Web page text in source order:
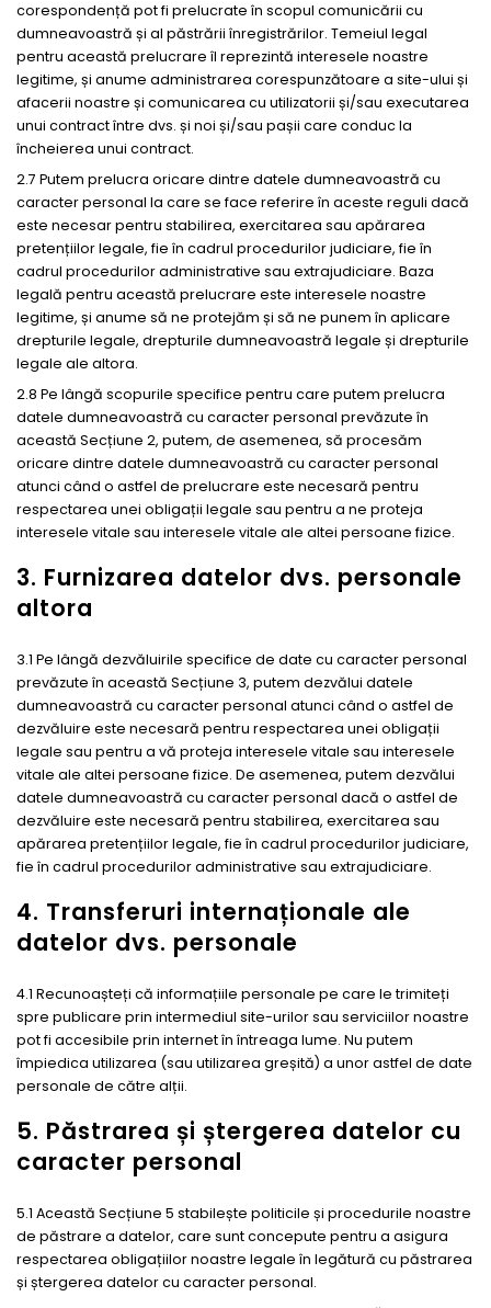
corespondență pot fi prelucrate în scopul comunicării cu
dumneavoastră și al păstrării înregistrărilor. Temeiul legal
pentru această prelucrare îl reprezintă interesele noastre
legitime, și anume administrarea corespunzătoare a site-ului și
afacerii noastre și comunicarea cu utilizatorii și/sau executarea
unui contract între dvs. și noi și/sau pașii care conduc la
încheierea unui contract.
2.7 Putem prelucra oricare dintre datele dumneavoastră cu
caracter personal la care se face referire în aceste reguli dacă
este necesar pentru stabilirea, exercitarea sau apărarea
pretențiilor legale, fie în cadrul procedurilor judiciare, fie în
cadrul procedurilor administrative sau extrajudiciare. Baza
legală pentru această prelucrare este interesele noastre
legitime, și anume să ne protejăm și să ne punem în aplicare
drepturile legale, drepturile dumneavoastră legale și drepturile
legale ale altora.
2.8 Pe lângă scopurile specifice pentru care putem prelucra
datele dumneavoastră cu caracter personal prevăzute în
această Secțiune 2, putem, de asemenea, să procesăm
oricare dintre datele dumneavoastră cu caracter personal
atunci când o astfel de prelucrare este necesară pentru
respectarea unei obligații legale sau pentru a ne proteja
interesele vitale sau interesele vitale ale altei persoane fizice.
3. Furnizarea datelor dvs. personale
altora
3.1 Pe lângă dezvăluirile specifice de date cu caracter personal
prevăzute în această Secțiune 3, putem dezvălui datele
dumneavoastră cu caracter personal atunci când o astfel de
dezvăluire este necesară pentru respectarea unei obligații
legale sau pentru a vă proteja interesele vitale sau interesele
vitale ale altei persoane fizice. De asemenea, putem dezvălui
datele dumneavoastră cu caracter personal dacă o astfel de
dezvăluire este necesară pentru stabilirea, exercitarea sau
apărarea pretențiilor legale, fie în cadrul procedurilor judiciare,
fie în cadrul procedurilor administrative sau extrajudiciare.
4. Transferuri internaționale ale
datelor dvs. personale
4.1 Recunoașteți că informațiile personale pe care le trimiteți
spre publicare prin intermediul site-urilor sau serviciilor noastre
pot fi accesibile prin internet în întreaga lume. Nu putem
împiedica utilizarea (sau utilizarea greșită) a unor astfel de date
personale de către alții.
5. Păstrarea și ștergerea datelor cu
caracter personal
5.1 Această Secțiune 5 stabilește politicile și procedurile noastre
de păstrare a datelor, care sunt concepute pentru a asigura
respectarea obligațiilor noastre legale în legătură cu păstrarea
și ștergerea datelor cu caracter personal.